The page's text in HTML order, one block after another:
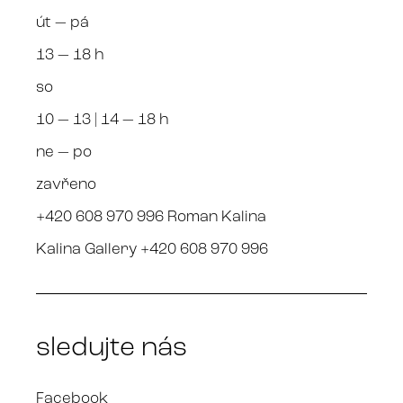
út — pá
13 — 18 h
so
10 — 13 | 14 — 18 h
ne — po
zavřeno
+420 608 970 996 Roman Kalina
Kalina Gallery +420 608 970 996
sledujte nás
Facebook